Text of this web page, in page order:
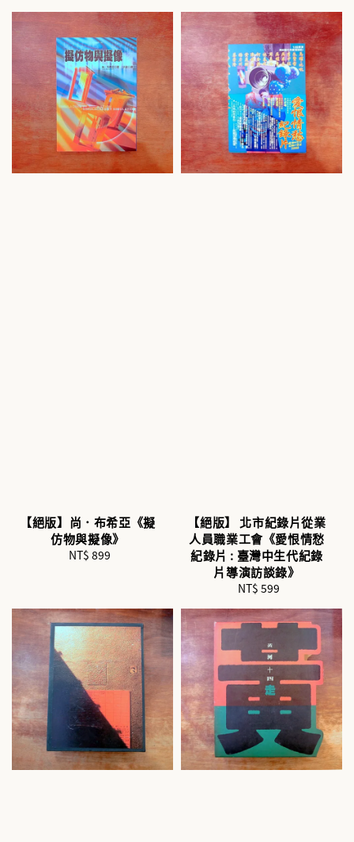
【絕版】尚．布希亞《擬
仿物與擬像》
Regular
NT$ 899
【絕版】 北市紀錄片從業
人員職業工會《愛恨情愁
紀錄片 : 臺灣中生代紀錄
片導演訪談錄》
Regular
NT$ 599